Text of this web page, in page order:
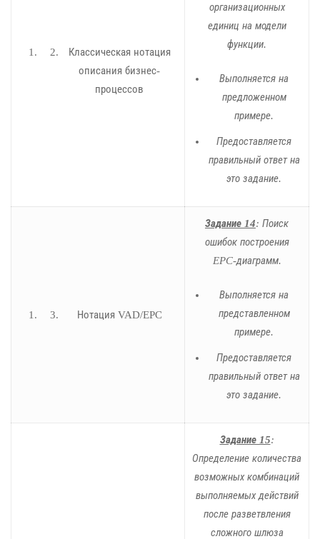
Классическая нотация
описания бизнес-
процессов
организационных
единиц на модели
функции.
Выполняется на
предложенном
примере.
Предоставляется
правильный ответ на
это задание.
Нотация VAD/EPC
Задание 14: Поиск
ошибок построения
EPC-диаграмм.
Выполняется на
представленном
примере.
Предоставляется
правильный ответ на
это задание.
Задание 15:
Определение количества
возможных комбинаций
выполняемых действий
после разветвления
сложного шлюза